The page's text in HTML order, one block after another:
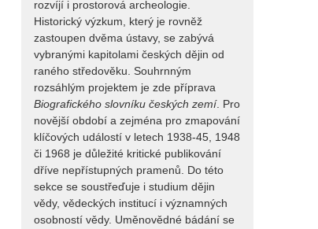
rozvíjí i prostorová archeologie.
Historický výzkum, který je rovněž
zastoupen dvěma ústavy, se zabývá
vybranými kapitolami českých dějin od
raného středověku. Souhrnným
rozsáhlým projektem je zde příprava
Biografického slovníku českých zemí. Pro
novější období a zejména pro zmapování
klíčových událostí v letech 1938-45, 1948
či 1968 je důležité kritické publikování
dříve nepřístupných pramenů. Do této
sekce se soustřeďuje i studium dějin
vědy, vědeckých institucí i významných
osobností vědy. Uměnovědné bádání se